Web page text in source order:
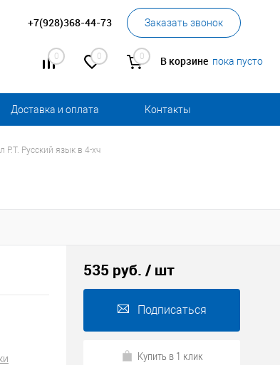
+7(928)368-44-73 Заказать звонок
0 0 0 В корзине пока пусто
Доставка и оплата Контакты
Р.Т. Русский язык в 4-хч
535 руб. / шт
Подписаться
Купить в 1 клик